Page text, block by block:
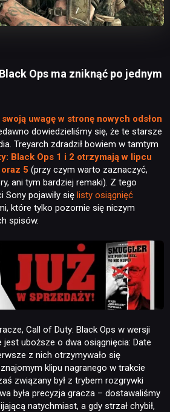
Ops ma zniknąć po jednym
uwagę w stronę nowych odsłon
dowiedzieliśmy się, że te starsze
Treyarch zdradził bowiem w tamtym
Black Ops 1 i 2 otrzymają w lipcu
5 (przy czym warto zaznaczyć,
ani tym bardziej remaki). Z tego
Sony pojawiły się listy osiągnięć
które tylko pozornie się niczym
spisów.
Call of Duty: Black Ops w wersji
uboższe o dwa osiągnięcia: Date
z nich otrzymywało się
klipu nagranego w trakcie
związany był z trybem rozgrywki
była precyzja gracza – dostawaliśmy
natychmiast, a gdy strzał chybił,